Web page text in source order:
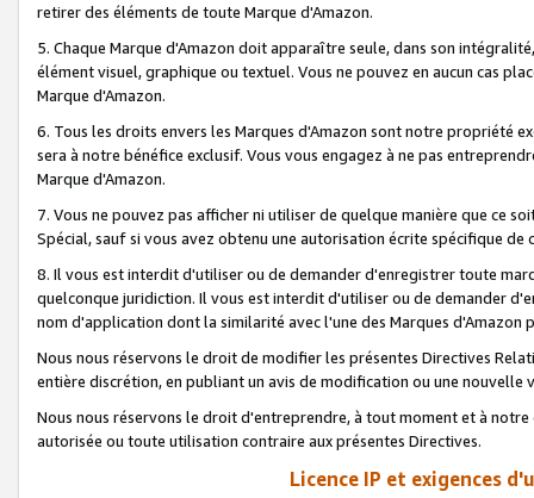
retirer des éléments de toute Marque d'Amazon.
5. Chaque Marque d'Amazon doit apparaître seule, dans son
élément visuel, graphique ou textuel. Vous ne pouvez en aucun cas
Marque d'Amazon.
6. Tous les droits envers les Marques d'Amazon sont notre propriété
sera à notre bénéfice exclusif. Vous vous engagez à ne pas
Marque d'Amazon.
7. Vous ne pouvez pas afficher ni utiliser de quelque manière que ce
Spécial, sauf si vous avez obtenu une autorisation écrite spécifique de
8. Il vous est interdit d'utiliser ou de demander d'enregistrer toute
quelconque juridiction. Il vous est interdit d'utiliser ou de demander
nom d'application dont la similarité avec l'une des Marques
Nous nous réservons le droit de modifier les présentes Directives
entière discrétion, en publiant un avis de modification ou une nouvelle
Nous nous réservons le droit d'entreprendre, à tout moment et à
autorisée ou toute utilisation contraire aux présentes Directives.
Licence IP et exigences